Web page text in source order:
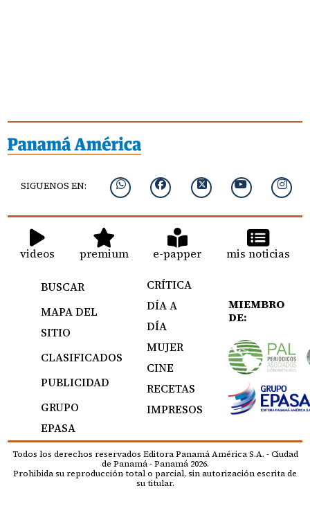
SIGUENOS EN:
videos premium e-papper mis noticias
BUSCAR
MAPA DEL
SITIO
CLASIFICADOS
PUBLICIDAD
GRUPO
EPASA
CRÍTICA
DÍA A
DÍA
MUJER
CINE
RECETAS
IMPRESOS
MIEMBRO
DE:
Todos los derechos reservados Editora Panamá América S.A. - Ciudad
de Panamá - Panamá 2026.
Prohibida su reproducción total o parcial, sin autorización escrita de
su titular.